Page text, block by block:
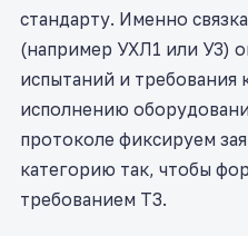
стандарту. Именно
(например УХЛ1 или У3)
испытаний и требования
исполнению
протоколе фиксируем
категорию так, чтобы
требованием ТЗ.